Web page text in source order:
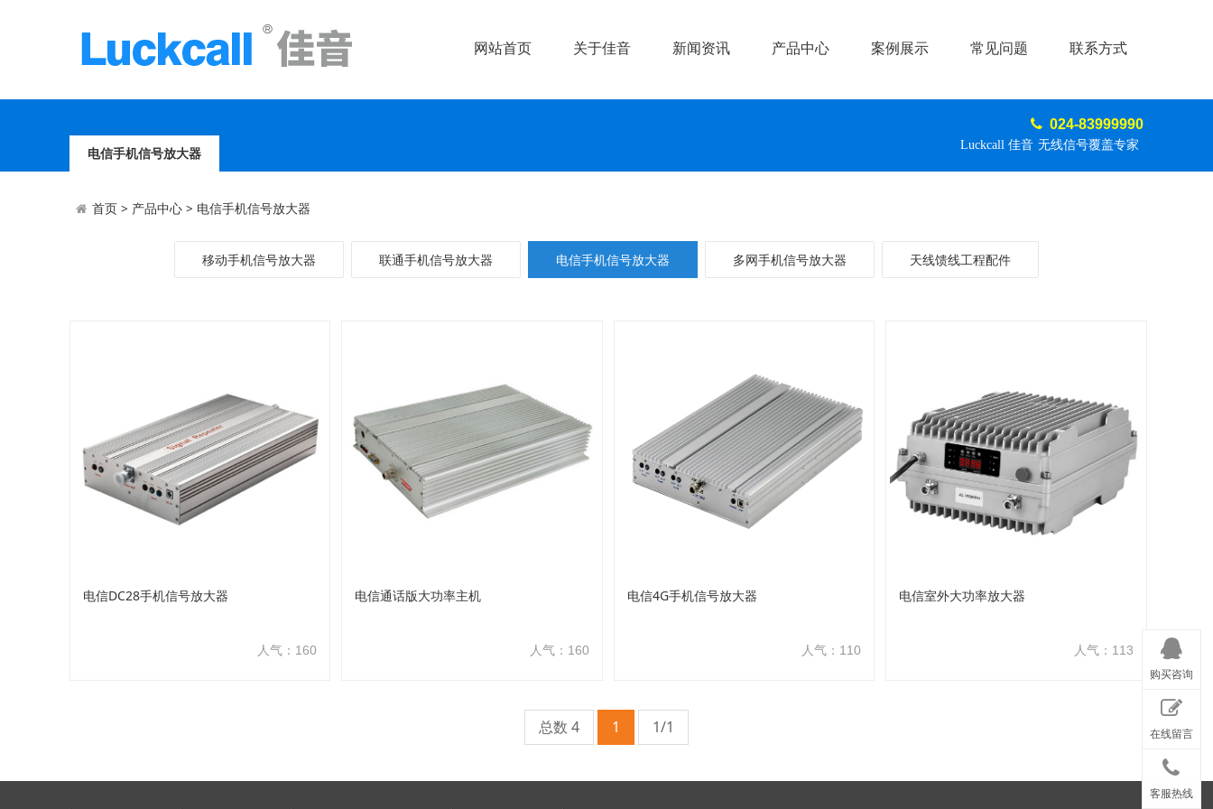
网站首页 关于佳音 新闻资讯 产品中心 案例展示 常见问题 联系方式
电信手机信号放大器
024-83999990
Luckcall 佳音 无线信号覆盖专家
首页> 产品中心> 电信手机信号放大器
移动手机信号放大器 联通手机信号放大器 电信手机信号放大器 多网手机信号放大器 天线馈线工程配件
电信DC28手机信号放大器
人气：160
电信通话版大功率主机
人气：160
电信4G手机信号放大器
人气：110
电信室外大功率放大器
人气：113
总数 4 1 1/1
购买咨询
在线留言
客服热线